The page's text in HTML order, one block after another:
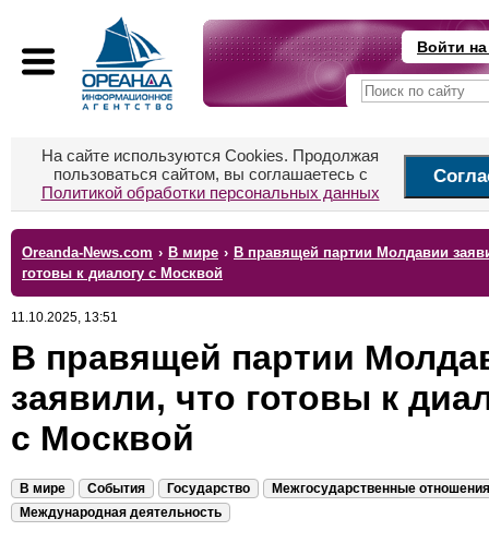
Войти
На сайте используются Cookies. Продолжая
пользоваться сайтом, вы соглашаетесь с
Политикой обработки персональных данных
Oreanda-News.com › В мире › В правящей партии Молдавии
готовы к диалогу с Москвой
11.10.2025, 13:51
В правящей партии
заявили, что готовы к
с Москвой
В мире События Государство
Межгосударственные отношения
Международная деятельность